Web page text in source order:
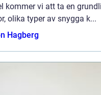
kommer vi att ta en
olika typer av snygga k...
Hagberg